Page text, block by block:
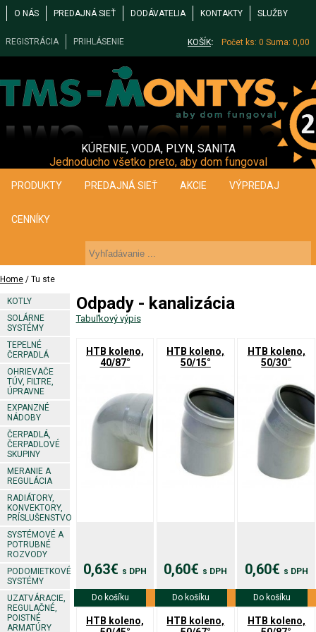
O NÁS PREDAJNÁ SIEŤ DODÁVATELIA KONTAKTY SLUŽBY
REGISTRÁCIA PRIHLÁSENIE KOŠÍK: Počet ks: 0 Suma: 0,00
KÚRENIE, VODA, PLYN, SANITA
Jednoducho všetko preto, aby dom fungoval
PRODUKTY PREDAJNÁ SIEŤ AKCIE VÝPREDAJ
CENNÍKY
Home / Tu ste
KOTLY
SOLÁRNE
SYSTÉMY
TEPELNÉ
ČERPADLÁ
OHRIEVAČE
TÚV, FILTRE,
ÚPRAVNE
EXPANZNÉ
NÁDOBY
ČERPADLÁ,
ČERPADLOVÉ
SKUPINY
MERANIE A
REGULÁCIA
RADIÁTORY,
KONVEKTORY,
PRÍSLUŠENSTVO
SYSTÉMOVÉ A
POTRUBNÉ
ROZVODY
PODOMIETKOVÉ
SYSTÉMY
UZATVÁRACIE,
REGULAČNÉ,
POISTNÉ
ARMATÚRY
Odpady - kanalizácia
Tabuľkový výpis
HTB koleno,
40/87°
0,63€ s DPH
Viac info
Do košíku
HTB koleno,
50/15°
0,60€ s DPH
Viac info
Do košíku
HTB koleno,
50/30°
0,60€ s DPH
Viac info
Do košíku
HTB koleno,
HTB koleno,
HTB koleno,